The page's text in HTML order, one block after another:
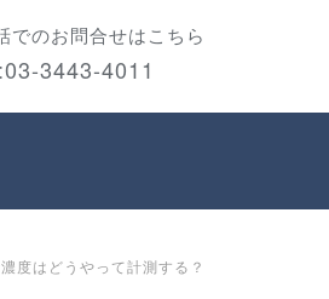
でのお問合せはこちら
03-3443-4011
度はどうやって計測する？